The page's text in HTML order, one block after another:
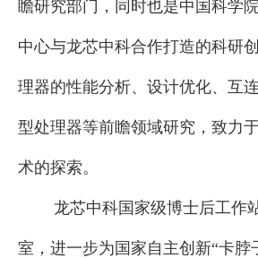
瞻研究部门，同时也是中国科学
中心与龙芯中科合作打造的科研
理器的性能分析、设计优化、互
型处理器等前瞻领域研究，致力
术的探索。
龙芯中科国家级博士后工作
室，进一步为国家自主创新“卡脖